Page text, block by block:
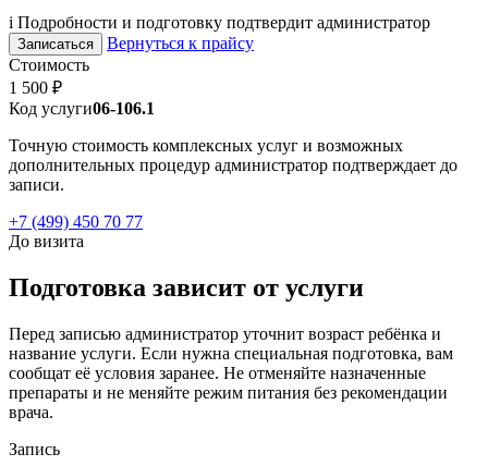
i Подробности и подготовку подтвердит администратор
Записаться
Вернуться к прайсу
Стоимость
1 500 ₽
Код услуги06-106.1
Точную стоимость комплексных услуг и возможных
дополнительных процедур администратор подтверждает до
записи.
+7 (499) 450 70 77
До визита
Подготовка зависит от услуги
Перед записью администратор уточнит возраст ребёнка и
название услуги. Если нужна специальная подготовка, вам
сообщат её условия заранее. Не отменяйте назначенные
препараты и не меняйте режим питания без рекомендации
врача.
Запись